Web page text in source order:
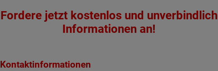
Fordere jetzt kostenlos und unverbindlich
Informationen an!
Kontaktinformationen